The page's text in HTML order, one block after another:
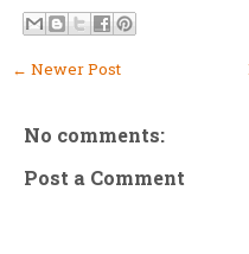
← Newer Post
No comments:
Post a Comment